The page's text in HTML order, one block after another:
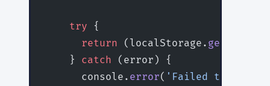
    try
{
      return
(localStorage. getItem
    }
catch (error) {
      console.
error( 'Failed to load